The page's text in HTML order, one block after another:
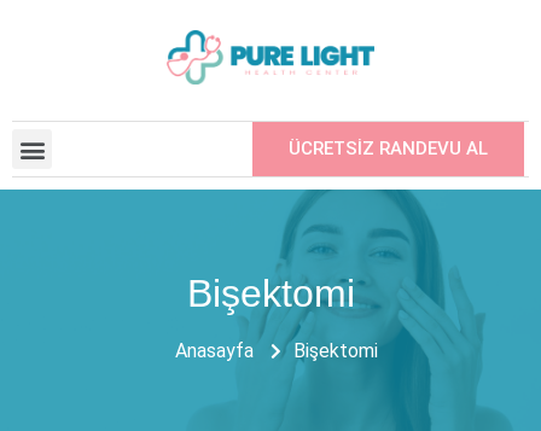
ÜCRETSİZ RANDEVU AL
Bişektomi
Anasayfa Bişektomi